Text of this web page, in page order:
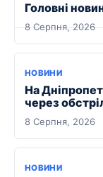
Головні
8 Серпня, 2026
НОВИНИ
На
через
8 Серпня, 2026
НОВИНИ